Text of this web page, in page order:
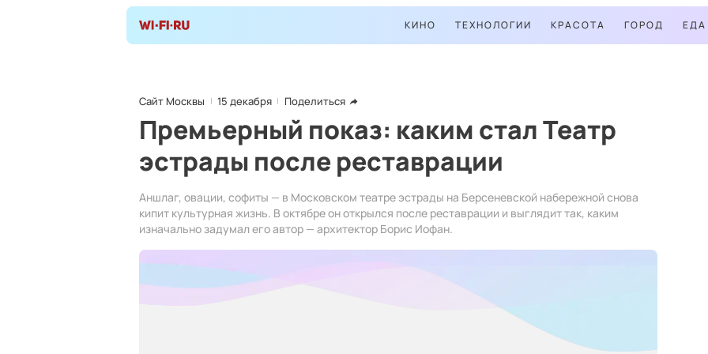
КИНО ТЕХНОЛОГИИ КРАСОТА ГОРОД ЕДА
Сайт Москвы 15 декабря Поделиться
Премьерный показ: каким стал Театр
эстрады после реставрации
Аншлаг, овации, софиты — в Московском театре эстрады на Берсеневской набережной снова
кипит культурная жизнь. В октябре он открылся после реставрации и выглядит так, каким
изначально задумал его автор — архитектор Борис Иофан.